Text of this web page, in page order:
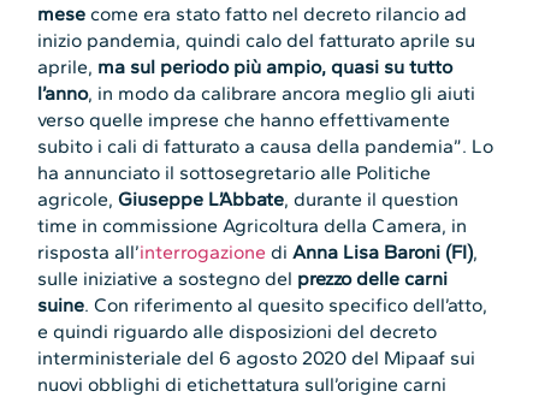
mese come era stato fatto nel decreto rilancio ad
inizio pandemia, quindi calo del fatturato aprile su
aprile, ma sul periodo più ampio, quasi su tutto
l’anno, in modo da calibrare ancora meglio gli aiuti
verso quelle imprese che hanno effettivamente
subito i cali di fatturato a causa della pandemia”. Lo
ha annunciato il sottosegretario alle Politiche
agricole,Giuseppe L’Abbate, durante il question
time in commissione Agricoltura della Camera, in
risposta all’interrogazione diAnna Lisa Baroni (FI),
sulle iniziative a sostegno del prezzo delle carni
suine. Con riferimento al quesito specifico dell’atto,
e quindi riguardo alle disposizioni del decreto
interministeriale del 6 agosto 2020 del Mipaaf sui
nuovi obblighi di etichettatura sull’origine carni